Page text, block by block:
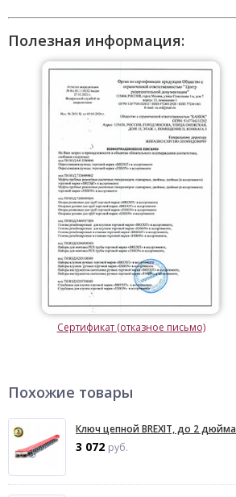
Полезная информация:
Сертификат (отказное письмо)
Похожие товары
Ключ цепной BREXIT, до 2 дюйма
3 072 руб.